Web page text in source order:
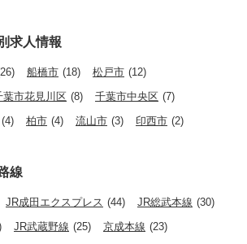
求人情報
船橋市 (18) 松戸市 (12)
葉市花見川区 (8) 千葉市中央区 (7)
(4) 柏市 (4) 流山市 (3) 印西市 (2)
線
JR成田エクスプレス (44) JR総武本線 (30)
JR武蔵野線 (25) 京成本線 (23)